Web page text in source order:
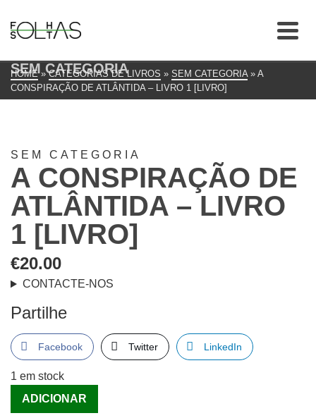
SEM CATEGORIA
HOME » CATEGORIAS DE LIVROS » SEM CATEGORIA » A
CONSPIRAÇÃO DE ATLÂNTIDA – LIVRO 1 [LIVRO]
SEM CATEGORIA
A CONSPIRAÇÃO DE
ATLÂNTIDA – LIVRO
1 [LIVRO]
€20.00
CONTACTE-NOS
Partilhe
Facebook Twitter LinkedIn
1 em stock
Quantidade
de
ADICIONAR